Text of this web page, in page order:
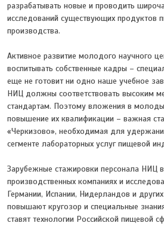
разрабатывать новые и проводить
исследований существующих продуктов
производства.
Активное развитие молодого научного
воспитывать собственные кадры –
еще не готовит ни одно наше учебное
НИЦ должны соответствовать высоким
стандартам. Поэтому вложения в
повышение их квалификации – важная
«Черкизово», необходимая для
сегменте лабораторных услуг пищевой
Зарубежные стажировки персонала НИЦ
производственных компаниях и
Германии, Испании, Нидерландов и
повышают кругозор и специальные
ставят технологии Российской пищевой